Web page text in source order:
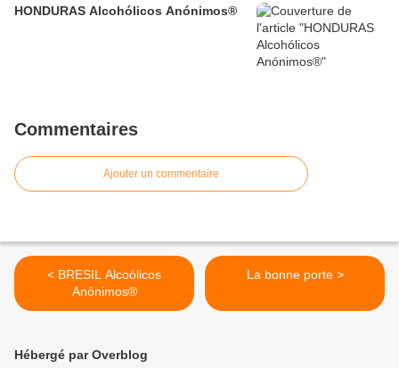
HONDURAS Alcohólicos Anónimos®
Commentaires
Ajouter un commentaire
< BRESIL Alcoólicos
Anônimos®
La bonne porte >
Hébergé par Overblog